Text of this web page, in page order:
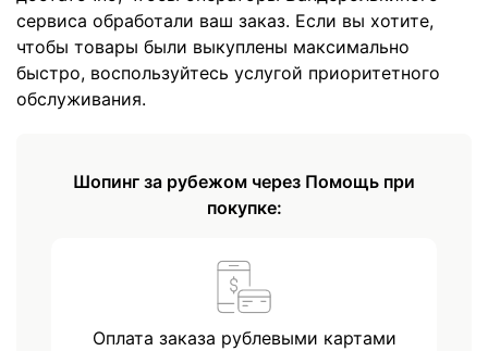
сервиса обработали ваш заказ. Если вы хотите,
чтобы товары были выкуплены максимально
быстро, воспользуйтесь услугой приоритетного
обслуживания.
Шопинг за рубежом через Помощь при
покупке:
Оплата заказа рублевыми картами